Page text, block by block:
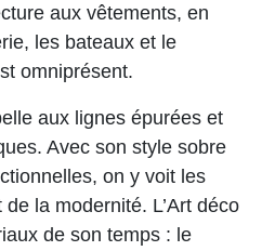
aux vêtements, en
les bateaux et le
omniprésent.
aux lignes épurées et
Avec son style sobre
on y voit les
de la modernité. L’Art déco
de son temps : le